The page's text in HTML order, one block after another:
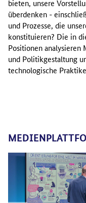
bieten, unsere
überdenken -
und Prozesse, die
konstituieren? Die in
Positionen
und Politikgestaltung
technologische